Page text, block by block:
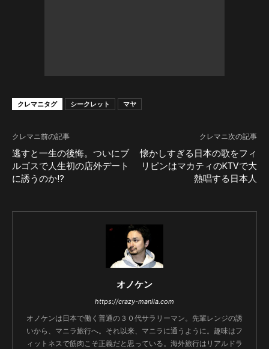
クレマニタグ シークレット マヤ
クレマニ前の記事
逃すと一生の後悔。ついにブ
ルゴスで人生初の店外デート
に誘うのか!?
クレマニ次の記事
懐かしすぎる日本の歌をフィ
リピンはマカティのKTVで大
熱唱する日本人
オノケン
https://crazy-manila.com
オノケンは日本で働く普通の３０代サラリーマン。先輩レンジの誘
いから、マニラ旅行へ。それ以来、マニラに通うように。趣味はフ
ィットネスで筋肉こそ正義だと思っている。海外旅行はリアルドラ